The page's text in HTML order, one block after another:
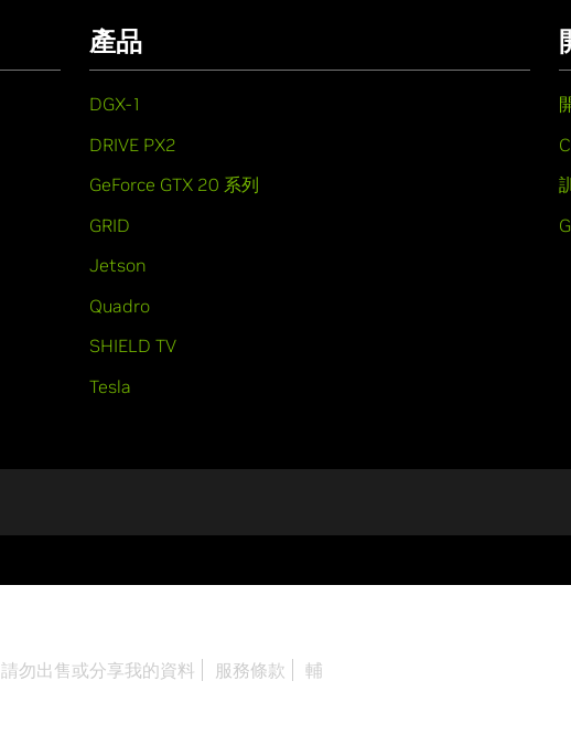
產品
DGX-1
DRIVE PX2
GeForce GTX 20 系列
GRID
Jetson
Quadro
SHIELD TV
Tesla
請勿出售或分享我的資料 服務條款
輔